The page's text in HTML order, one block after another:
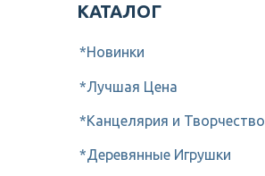
КАТАЛОГ
*Новинки
*Лучшая Цена
*Канцелярия и Творчество
*Деревянные Игрушки